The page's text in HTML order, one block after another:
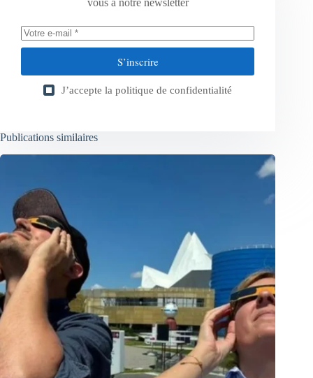
vous à notre newsletter
S’inscrire
J’accepte la politique de confidentialité
Publications similaires